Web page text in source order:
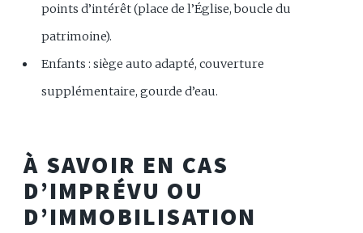
points d’intérêt (place de l’Église, boucle du
patrimoine).
Enfants : siège auto adapté, couverture
supplémentaire, gourde d’eau.
À SAVOIR EN CAS
D’IMPRÉVU OU
D’IMMOBILISATION